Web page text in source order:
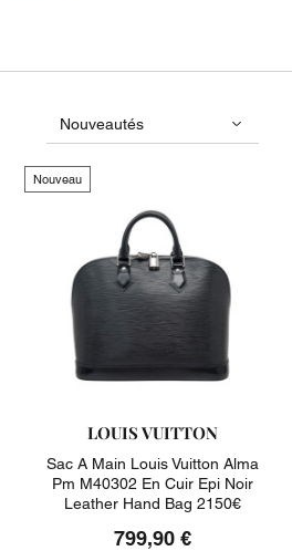
Nouveau
LOUIS VUITTON
Sac A Main Louis Vuitton Alma
Pm M40302 En Cuir Epi Noir
Leather Hand Bag 2150€
799,90 €